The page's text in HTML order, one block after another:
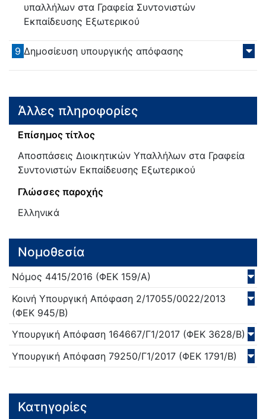
υπαλλήλων στα Γραφεία Συντονιστών
Εκπαίδευσης Εξωτερικού
9 Δημοσίευση υπουργικής απόφασης
Άλλες πληροφορίες
Επίσημος τίτλος
Αποσπάσεις Διοικητικών Υπαλλήλων στα Γραφεία
Συντονιστών Εκπαίδευσης Εξωτερικού
Γλώσσες παροχής
Ελληνικά
Νομοθεσία
Νόμος 4415/2016 (ΦΕΚ 159/Α)
Κοινή Υπουργική Απόφαση 2/17055/0022/2013
(ΦΕΚ 945/Β)
Υπουργική Απόφαση 164667/Γ1/2017 (ΦΕΚ 3628/Β)
Υπουργική Απόφαση 79250/Γ1/2017 (ΦΕΚ 1791/Β)
Κατηγορίες